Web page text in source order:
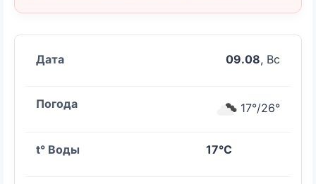
09.08, Вс
17°/26°
17°C